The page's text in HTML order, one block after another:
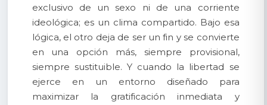
exclusivo de un sexo ni de una corriente
ideológica; es un clima compartido. Bajo esa
lógica, el otro deja de ser un fin y se convierte
en una opción más, siempre provisional,
siempre sustituible. Y cuando la libertad se
ejerce en un entorno diseñado para
maximizar la gratificación inmediata y